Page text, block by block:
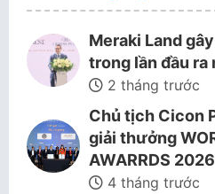
Meraki Land
trong lần đầu
2 tháng trước
Chủ tịch Cicon
giải thưởng
AWARRDS 2026
4 tháng trước